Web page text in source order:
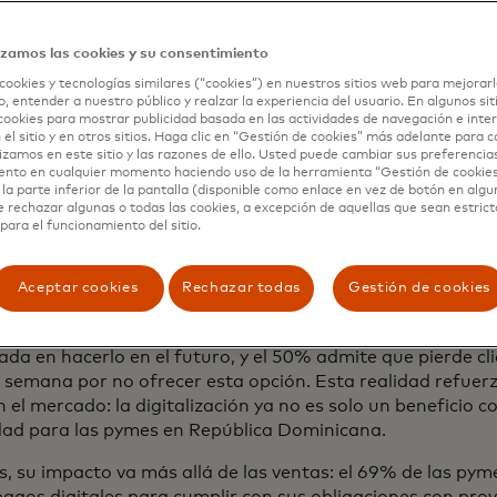
digitales están transformando la forma en que
no solo facilitando las transacciones, sino también
oportunidades comerciales y de crecimiento. Este
cómo adoptar soluciones digitales se convirtió en
y el éxito de las pymes en el país", señaló Tomás
para República Dominicana y Haití en Mastercard.
por la digitalización también es alto entre quienes
el 94% de las pymes que actualmente no aceptan
en hacerlo en el futuro, y el 50% admite que pierde
semana por no ofrecer esta opción. Esta realidad
el mercado: la digitalización ya no es solo un beneficio
para las pymes en República Dominicana.
su impacto va más allá de las ventas: el 69% de las
las cookies y su consentimiento
y tecnologías similares (“cookies”) en nuestros sitios web para
entender a nuestro público y realzar la experiencia del usuario. En algunos
para mostrar publicidad basada en las actividades de navegación e
el sitio y en otros sitios. Haga clic en “Gestión de cookies” más adelante para
en este sitio y las razones de ello. Usted puede cambiar sus
en cualquier momento haciendo uso de la herramienta “Gestión de
la parte inferior de la pantalla (disponible como enlace en vez de botón en
rechazar algunas o todas las cookies, a excepción de aquellas que sean
el funcionamiento del sitio.
Aceptar cookies Rechazar todas Gestión de cookies